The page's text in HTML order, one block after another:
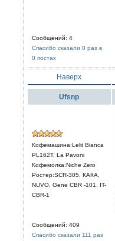
Сообщений: 4
Спасибо сказали 0 раз в
0 постах
Наверх
Ufsnp
Кофемашина:Lelit Bianca
PL162T, La Pavoni
Кофемолка:Niche Zero
Ростер:SCR-305, КАКА,
NUVO, Gene CBR -101, IT-
CBR-1
Сообщений: 409
Спасибо сказали 111 раз